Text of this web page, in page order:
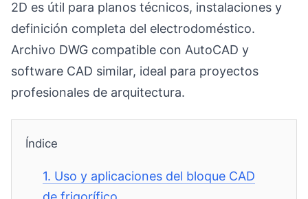
2D es útil para planos técnicos, instalaciones y
definición completa del electrodoméstico.
Archivo DWG compatible con AutoCAD y
software CAD similar, ideal para proyectos
profesionales de arquitectura.
Índice
1. Uso y aplicaciones del bloque CAD